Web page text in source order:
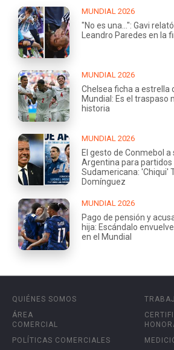
MUNDIAL 2026
"No es una...": Gavi
Leandro Paredes en la
MUNDIAL 2026
Chelsea ficha a estrella
Mundial: Es el traspaso
historia
MUNDIAL 2026
El gesto de Conmebol a
Argentina para partidos
Sudamericana: 'Chiqui'
Domínguez
MUNDIAL 2026
Pago de pensión y
hija: Escándalo
en el Mundial
QUIÉNES SOMOS
ÁREA
COMERCIAL
POLÍTICAS COMERCIALES